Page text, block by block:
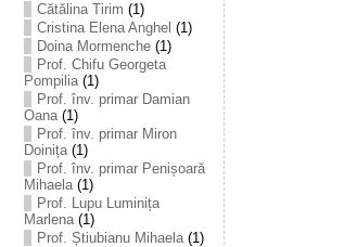
Cătălina Tirim (1)
Cristina Elena Anghel (1)
Doina Mormenche(1)
Prof. Chifu Georgeta
Pompilia(1)
Prof. înv. primar Damian
Oana(1)
Prof. înv. primar Miron
Doinița(1)
Prof. înv. primar Penișoară
Mihaela(1)
Prof. Lupu Luminița
Marlena(1)
Prof. Știubianu Mihaela(1)